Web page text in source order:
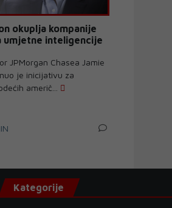
okuplja kompanije
umjetne inteligencije
JPMorgan Chasea Jamie
je inicijativu za
američ...
Kategorije